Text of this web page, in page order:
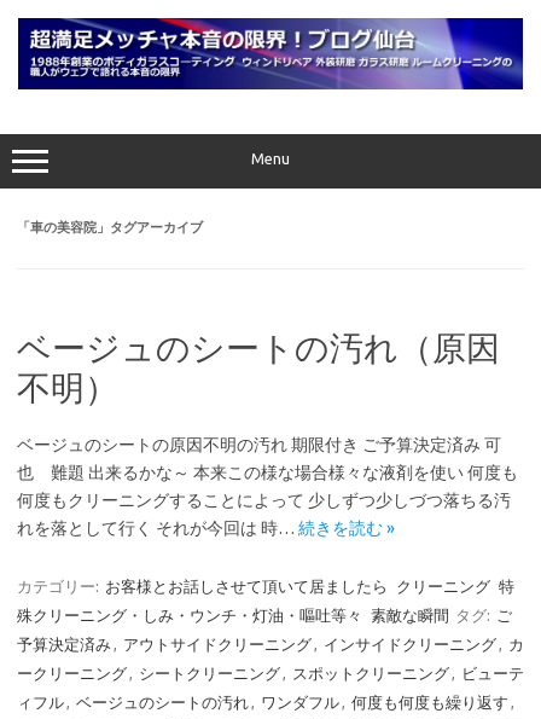
プ
Menu
「車の美容院 」タグアーカイブ
ベージュのシートの汚れ（原因
不明）
ベージュのシートの原因不明の汚れ 期限付き ご予算決定済み 可
也 難題 出来るかな～ 本来この様な場合様々な液剤を使い 何度も
何度もクリーニングすることによって 少しずつ少しづつ落ちる汚
れを落として行く それが今回は 時… 続きを読む »
カテゴリー: お客様とお話しさせて頂いて居ましたら クリーニング 特
殊クリーニング・しみ・ウンチ・灯油・嘔吐等々
素敵な瞬間 タグ:
ご
予算決定済み, アウトサイドクリーニング, インサイドクリーニング, カ
ークリーニング, シートクリーニング, スポットクリーニング, ビューテ
ィフル, ベージュのシートの汚れ, ワンダフル, 何度も何度も繰り返す ,